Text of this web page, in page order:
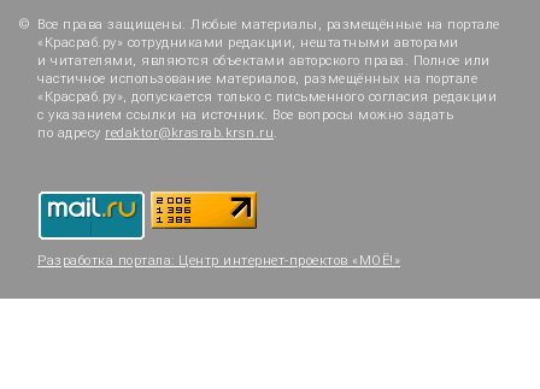
Все права защищены. Любые материалы, размещённые на портале
«Красраб.ру» сотрудниками редакции, нештатными авторами
и читателями, являются объектами авторского права. Полное или
частичное использование материалов, размещённых на портале
«Красраб.ру», допускается только с письменного согласия редакции
с указанием ссылки на источник. Все вопросы можно задать
по адресу redaktor@krasrab.krsn.ru.
Разработка портала: Центр интернет-проектов «МОЁ!»